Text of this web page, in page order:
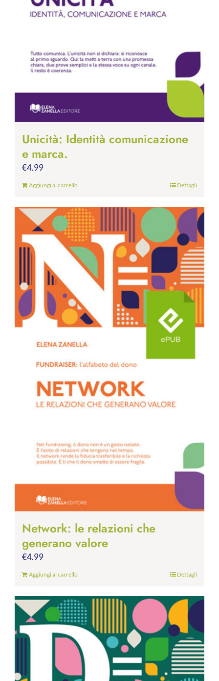
Unicità: Identità comunicazione
e marca.
€4.99
Aggiungi al carrello Dettagli
Network: le relazioni che
generano valore
€4.99
Aggiungi al carrello Dettagli